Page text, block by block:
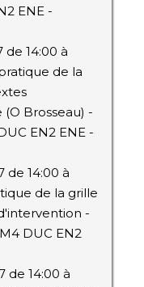
ENE -
de 14:00 à
de la
Brosseau) -
EN2 ENE -
de 14:00 à
de la grille
-
DUC EN2
de 14:00 à